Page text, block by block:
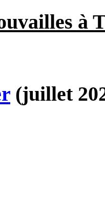
à
(juillet